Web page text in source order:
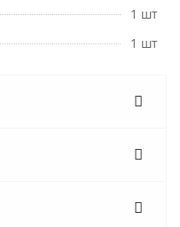
1 шт
1 шт